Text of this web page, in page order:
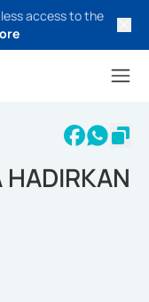
access to the
HADIRKAN